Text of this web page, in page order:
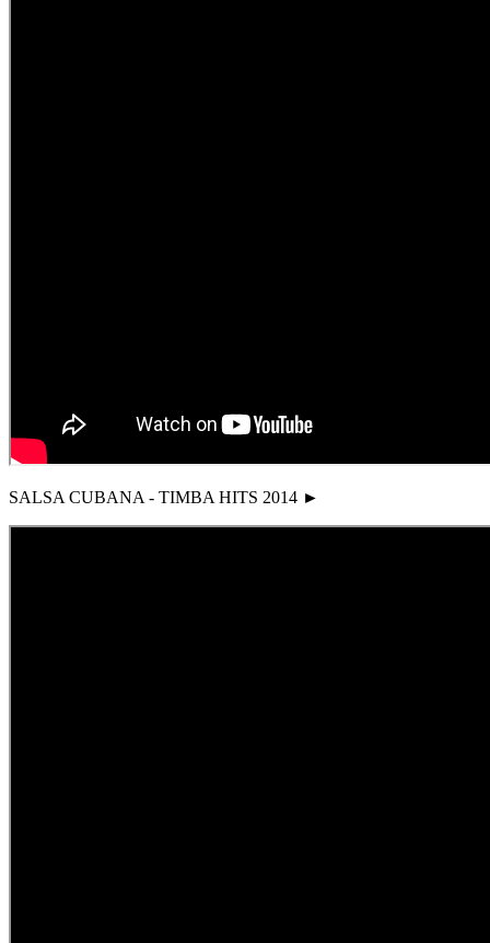
SALSA CUBANA - TIMBA HITS 2014 ►